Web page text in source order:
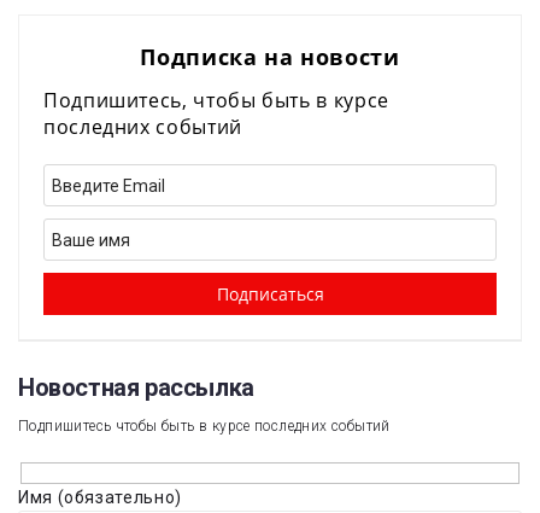
Подписка на новости
Подпишитесь, чтобы быть в курсе
последних событий
Новостная рассылка​
Подпишитесь чтобы быть в курсе последних событий
Имя (обязательно)